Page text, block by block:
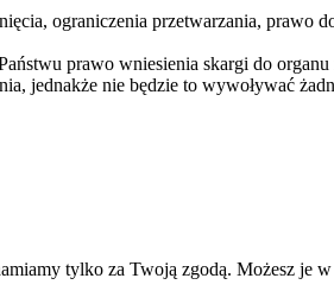
ograniczenia przetwarzania, prawo
prawo wniesienia skargi do organu
jednakże nie będzie to wywoływać
tylko za Twoją zgodą. Możesz je